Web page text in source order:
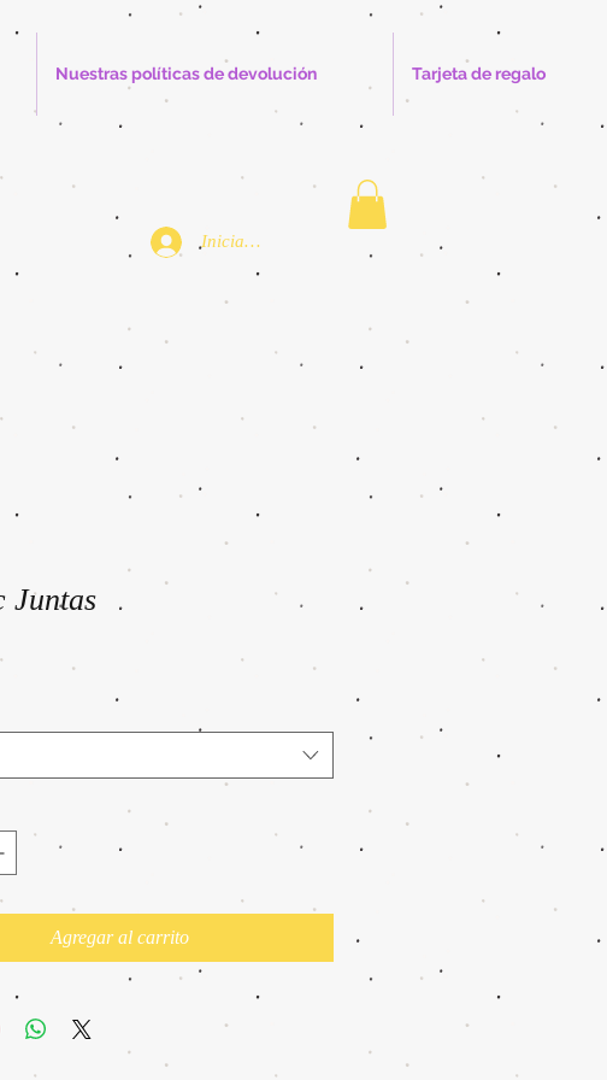
Nuestras políticas de devolución Tarjeta de regalo
Iniciar sesión
Juntas
Agregar al carrito